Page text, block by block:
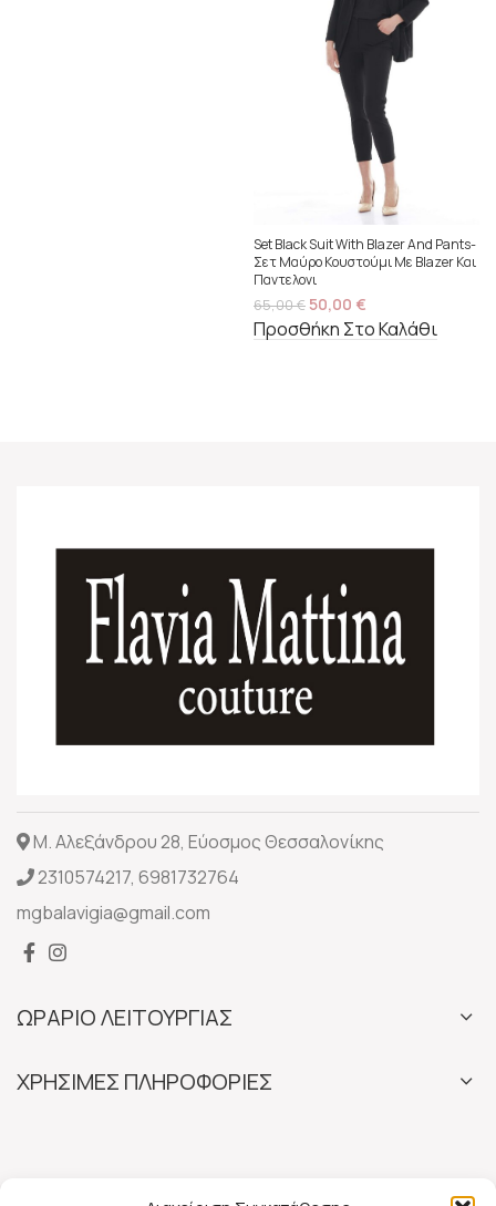
Set Black Suit With Blazer And Pants-
Σετ Μαύρο Κουστούμι Με Blazer Και
Παντελονι
65,00€50,00 €
Προσθήκη Στο Καλάθι
Μ. Αλεξάνδρου 28, Εύοσμος Θεσσαλονίκης
2310574217, 6981732764
mgbalavigia@gmail.com
ΩΡΑΡΙΟ ΛΕΙΤΟΥΡΓΙΑΣ
ΧΡΗΣΙΜΕΣ ΠΛΗΡΟΦΟΡΙΕΣ